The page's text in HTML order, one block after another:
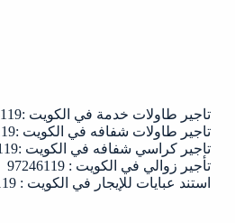
تاجير طاولات خدمة في الكويت :97246119
تاجير طاولات شفافه في الكويت :97246119
تاجير كراسي شفافه في الكويت :97246119
تأجير زوالي في الكويت : 97246119
استند عبايات للإيجار في الكويت : 97246119